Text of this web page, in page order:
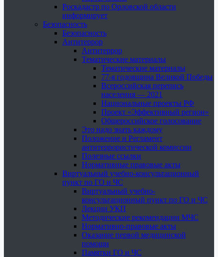
Роскадастр по Орловской области
информирует
Безопасность
Безопасность
Антитеррор
Антитеррор
Тематические материалы
Тематические материалы
77-я годовщина Великой Победы
Всероссийская перепись
населения — 2021
Национальные проекты РФ
Проект «Эффективный регион»
Общероссийское голосование
Это надо знать каждому
Положение и Регламент
антитеррористической комиссии
Полезные ссылки
Нормативные правовые акты
Виртуальный учебно-консультационный
пункт по ГО и ЧС
Виртуальный учебно-
консультационный пункт по ГО и ЧС
Лекции УКП
Методические рекомендации МЧС
Нормативно-правовые акты
Оказание первой медицинской
помощи
Памятки ГО и ЧС